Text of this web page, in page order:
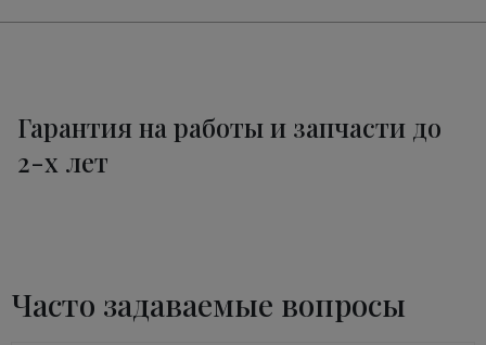
Гарантия на работы и запчасти до
2-х лет
Часто задаваемые вопросы